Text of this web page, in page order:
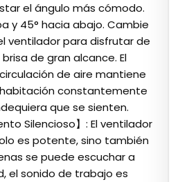
el ángulo más cómodo.
y 45° hacia abajo. Cambie
ventilador para disfrutar de
de gran alcance. El
de aire mantiene
constantemente
que se sienten.
Silencioso】: El ventilador
es potente, sino también
se puede escuchar a
el sonido de trabajo es